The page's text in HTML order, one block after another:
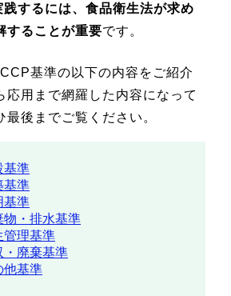
するには、食品衛生法が求め
することが重要です。
基準の以下の内容をご紹介
応用まで網羅した内容になって
最後までご覧ください。
基準
基準
基準
物・排水基準
管理基準
・廃棄基準
他基準